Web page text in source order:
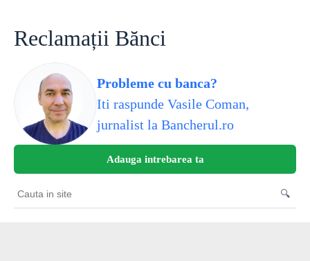
contentReclamații Bănci
Probleme cu banca?
Iti raspunde Vasile Coman,
jurnalist la Bancherul.ro
Adauga intrebarea ta
Cauta
in
🔍